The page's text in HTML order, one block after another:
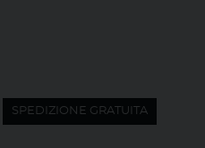
SPEDIZIONE GRATUITA